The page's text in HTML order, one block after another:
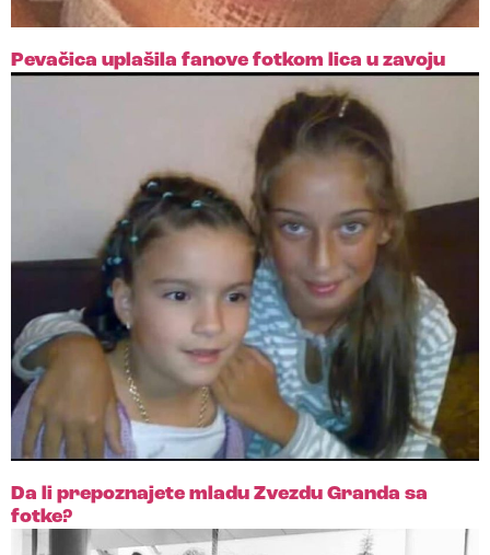
Pevačica uplašila fanove fotkom lica u zavoju
Da li prepoznajete mladu Zvezdu Granda sa
fotke?